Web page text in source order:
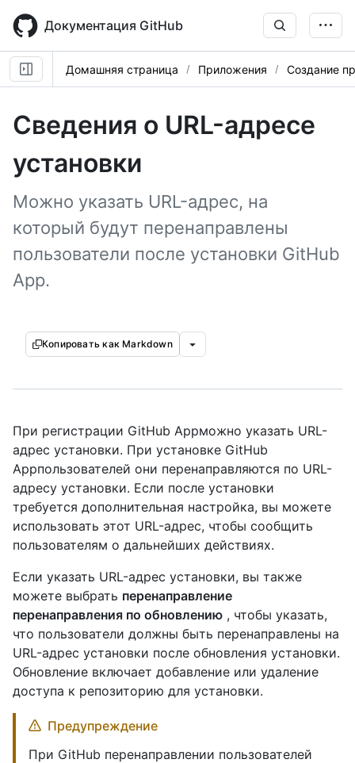
main
content
Документация GitHub
Домашняя страница Приложения Создание
Сведения о URL-адресе
установки
Можно указать URL-адрес, на
который будут перенаправлены
пользователи после установки GitHub
App.
Копировать как Markdown
При регистрации GitHub Appможно указать URL-
адрес установки. При установке GitHub
Appпользователей они перенаправляются по URL-
адресу установки. Если после установки
требуется дополнительная настройка, вы можете
использовать этот URL-адрес, чтобы сообщить
пользователям о дальнейших действиях.
Если указать URL-адрес установки, вы также
можете выбрать перенаправление
перенаправления по обновлению , чтобы указать,
что пользователи должны быть перенаправлены на
URL-адрес установки после обновления установки.
Обновление включает добавление или удаление
доступа к репозиторию для установки.
Предупреждение
При GitHub перенаправлении пользователей